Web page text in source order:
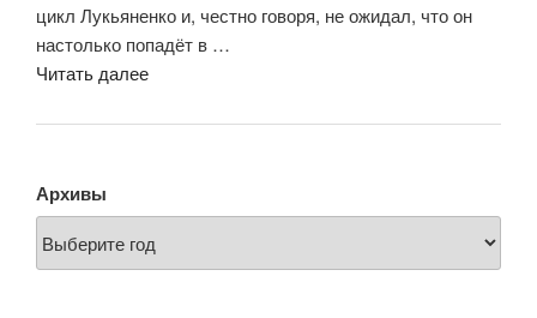
цикл Лукьяненко и, честно говоря, не ожидал, что он
настолько попадёт в …
Читать далее«Отзыв
книге
Сергея
Лукьяненко»
Архивы